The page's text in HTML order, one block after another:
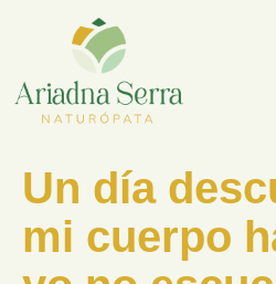
Un día
mi cuerpo